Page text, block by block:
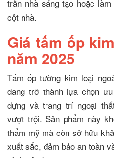
trần nhà sáng tạo hoặc
cột nhà.
Giá tấm ốp
năm 2025
Tấm ốp tường kim loại
đang trở thành lựa chọn
dựng và trang trí ngoại
vượt trội. Sản phẩm này
thẩm mỹ mà còn sở hữu
xuất sắc, đảm bảo an toàn